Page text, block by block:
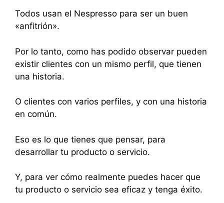
Todos usan el Nespresso para ser un buen
«anfitrión».
Por lo tanto, como has podido observar pueden
existir clientes con un mismo perfil, que tienen
una historia.
O clientes con varios perfiles, y con una historia
en común.
Eso es lo que tienes que pensar, para
desarrollar tu producto o servicio.
Y, para ver cómo realmente puedes hacer que
tu producto o servicio sea eficaz y tenga éxito.